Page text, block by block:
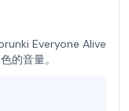
Everyone Alive
的音量。